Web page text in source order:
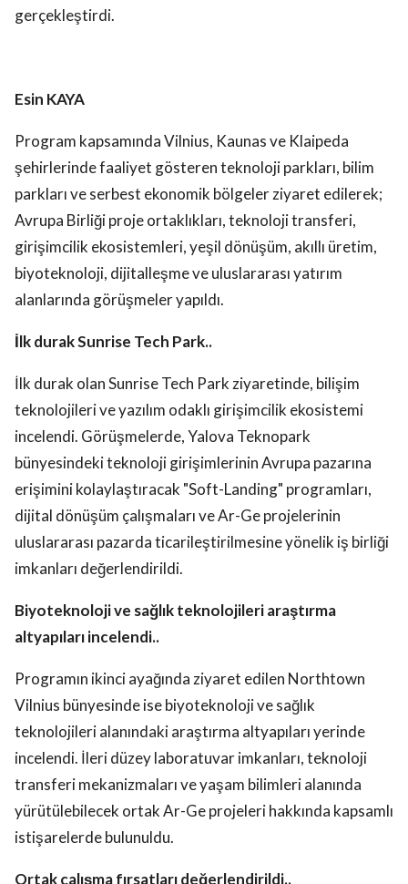
gerçekleştirdi.
Esin KAYA
Program kapsamında Vilnius, Kaunas ve Klaipeda
şehirlerinde faaliyet gösteren teknoloji parkları, bilim
parkları ve serbest ekonomik bölgeler ziyaret edilerek;
Avrupa Birliği proje ortaklıkları, teknoloji transferi,
girişimcilik ekosistemleri, yeşil dönüşüm, akıllı üretim,
biyoteknoloji, dijitalleşme ve uluslararası yatırım
alanlarında görüşmeler yapıldı.
İlk durak Sunrise Tech Park..
İlk durak olan Sunrise Tech Park ziyaretinde, bilişim
teknolojileri ve yazılım odaklı girişimcilik ekosistemi
incelendi. Görüşmelerde, Yalova Teknopark
bünyesindeki teknoloji girişimlerinin Avrupa pazarına
erişimini kolaylaştıracak "Soft-Landing" programları,
dijital dönüşüm çalışmaları ve Ar-Ge projelerinin
uluslararası pazarda ticarileştirilmesine yönelik iş birliği
imkanları değerlendirildi.
Biyoteknoloji ve sağlık teknolojileri araştırma
altyapıları incelendi..
Programın ikinci ayağında ziyaret edilen Northtown
Vilnius bünyesinde ise biyoteknoloji ve sağlık
teknolojileri alanındaki araştırma altyapıları yerinde
incelendi. İleri düzey laboratuvar imkanları, teknoloji
transferi mekanizmaları ve yaşam bilimleri alanında
yürütülebilecek ortak Ar-Ge projeleri hakkında kapsamlı
istişarelerde bulunuldu.
Ortak çalışma fırsatları değerlendirildi..